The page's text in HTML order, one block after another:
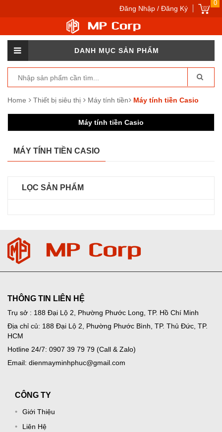
0
Đăng Nhập / Đăng Ký
DANH MỤC SẢN PHẨM
Home Thiết bị siêu thị Máy tính tiền Máy tính tiền Casio
Máy tính tiền Casio
MÁY TÍNH TIỀN CASIO
LỌC SẢN PHẨM
THÔNG TIN LIÊN HỆ
Trụ sở : 188 Đại Lộ 2, Phường Phước Long, TP. Hồ Chí Minh
Địa chỉ củ: 188 Đại Lộ 2, Phường Phước Bình, TP. Thủ Đức, TP.
HCM
Hotline 24/7: 0907 39 79 79 (Call & Zalo)
Email: dienmayminhphuc@gmail.com
CÔNG TY
Giới Thiệu
Liên Hệ